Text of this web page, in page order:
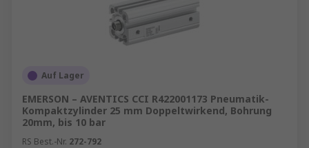
Auf Lager
EMERSON – AVENTICS CCI R422001173 Pneumatik-
Kompaktzylinder 25 mm Doppeltwirkend, Bohrung
20mm, bis 10 bar
RS Best.-Nr. 272-792